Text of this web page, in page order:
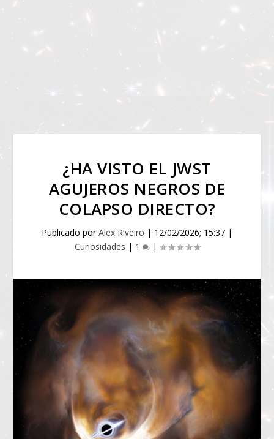
¿HA VISTO EL JWST
AGUJEROS NEGROS DE
COLAPSO DIRECTO?
Publicado porAlex Riveiro | 12/02/2026; 15:37 |
Curiosidades | 1 |